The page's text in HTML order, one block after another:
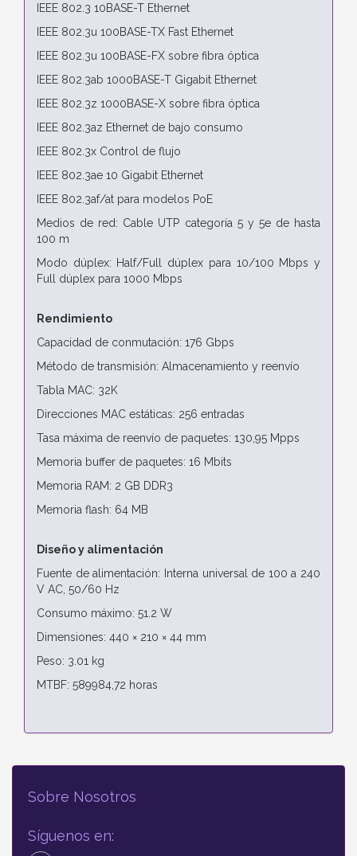
IEEE 802.3 10BASE-T Ethernet
IEEE 802.3u 100BASE-TX Fast Ethernet
IEEE 802.3u 100BASE-FX sobre fibra óptica
IEEE 802.3ab 1000BASE-T Gigabit Ethernet
IEEE 802.3z 1000BASE-X sobre fibra óptica
IEEE 802.3az Ethernet de bajo consumo
IEEE 802.3x Control de flujo
IEEE 802.3ae 10 Gigabit Ethernet
IEEE 802.3af/at para modelos PoE
Medios de red: Cable UTP categoría 5 y 5e de hasta
100 m
Modo dúplex: Half/Full dúplex para 10/100 Mbps y
Full dúplex para 1000 Mbps
Rendimiento
Capacidad de conmutación: 176 Gbps
Método de transmisión: Almacenamiento y reenvío
Tabla MAC: 32K
Direcciones MAC estáticas: 256 entradas
Tasa máxima de reenvío de paquetes: 130,95 Mpps
Memoria buffer de paquetes: 16 Mbits
Memoria RAM: 2 GB DDR3
Memoria flash: 64 MB
Diseño y alimentación
Fuente de alimentación: Interna universal de 100 a 240
V AC, 50/60 Hz
Consumo máximo: 51.2 W
Dimensiones: 440 × 210 × 44 mm
Peso: 3.01 kg
MTBF: 589984,72 horas
Sobre Nosotros
Síguenos en: